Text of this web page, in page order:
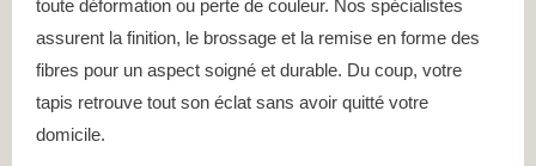
toute déformation ou perte de couleur. Nos spécialistes
assurent la finition, le brossage et la remise en forme des
fibres pour un aspect soigné et durable. Du coup, votre
tapis retrouve tout son éclat sans avoir quitté votre
domicile.